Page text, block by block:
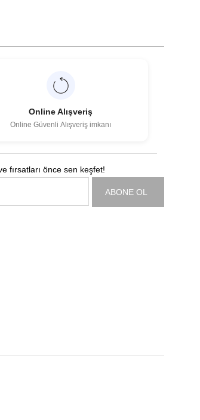
Online Alışveriş
Online Güvenli Alışveriş imkanı
fırsatları önce sen keşfet!
ABONE OL